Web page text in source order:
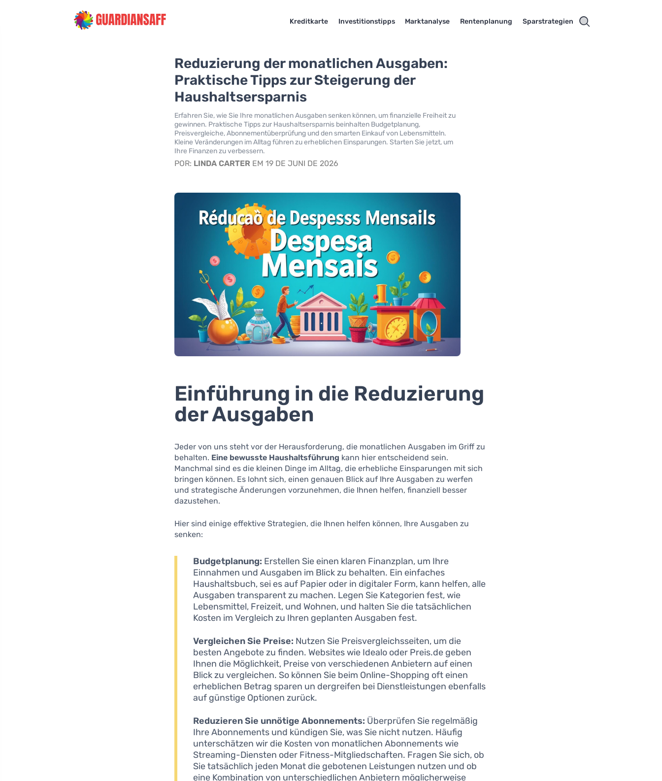
Kreditkarte Investitionstipps Marktanalyse Rentenplanung Sparstrategien
Reduzierung der monatlichen Ausgaben:
Praktische Tipps zur Steigerung der
Haushaltsersparnis
Erfahren Sie, wie Sie Ihre monatlichen Ausgaben senken können, um finanzielle Freiheit zu
gewinnen. Praktische Tipps zur Haushaltsersparnis beinhalten Budgetplanung,
Preisvergleiche, Abonnementüberprüfung und den smarten Einkauf von Lebensmitteln.
Kleine Veränderungen im Alltag führen zu erheblichen Einsparungen. Starten Sie jetzt, um
Ihre Finanzen zu verbessern.
POR: LINDA CARTER EM 19 DE JUNI DE 2026
Einführung in die Reduzierung
der Ausgaben
Jeder von uns steht vor der Herausforderung, die monatlichen Ausgaben im Griff zu
behalten. Eine bewusste Haushaltsführung kann hier entscheidend sein.
Manchmal sind es die kleinen Dinge im Alltag, die erhebliche Einsparungen mit sich
bringen können. Es lohnt sich, einen genauen Blick auf Ihre Ausgaben zu werfen
und strategische Änderungen vorzunehmen, die Ihnen helfen, finanziell besser
dazustehen.
Hier sind einige effektive Strategien, die Ihnen helfen können, Ihre Ausgaben zu
senken:
Budgetplanung: Erstellen Sie einen klaren Finanzplan, um Ihre
Einnahmen und Ausgaben im Blick zu behalten. Ein einfaches
Haushaltsbuch, sei es auf Papier oder in digitaler Form, kann helfen, alle
Ausgaben transparent zu machen. Legen Sie Kategorien fest, wie
Lebensmittel, Freizeit, und Wohnen, und halten Sie die tatsächlichen
Kosten im Vergleich zu Ihren geplanten Ausgaben fest.
Vergleichen Sie Preise: Nutzen Sie Preisvergleichsseiten, um die
besten Angebote zu finden. Websites wie Idealo oder Preis.de geben
Ihnen die Möglichkeit, Preise von verschiedenen Anbietern auf einen
Blick zu vergleichen. So können Sie beim Online-Shopping oft einen
erheblichen Betrag sparen un dergreifen bei Dienstleistungen ebenfalls
auf günstige Optionen zurück.
Reduzieren Sie unnötige Abonnements: Überprüfen Sie regelmäßig
Ihre Abonnements und kündigen Sie, was Sie nicht nutzen. Häufig
unterschätzen wir die Kosten von monatlichen Abonnements wie
Streaming-Diensten oder Fitness-Mitgliedschaften. Fragen Sie sich, ob
Sie tatsächlich jeden Monat die gebotenen Leistungen nutzen und ob
eine Kombination von unterschiedlichen Anbietern möglicherweise